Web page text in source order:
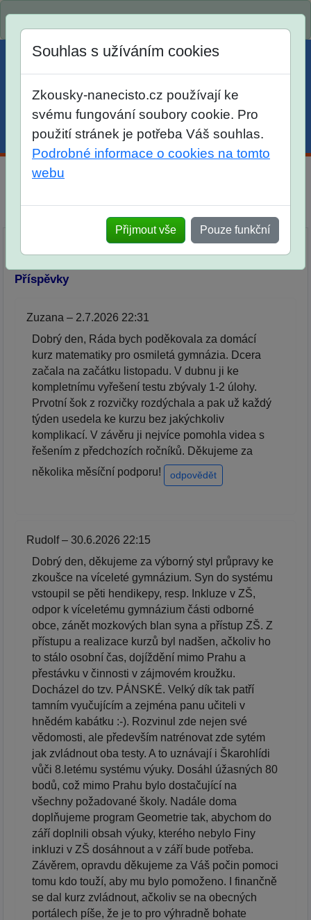
Menu Účet Košík
po skutečných přijímacích zkouškách
Souhlas s užíváním cookies
Zkousky-nanecisto.cz používají ke
svému fungování soubory cookie. Pro
použití stránek je potřeba Váš souhlas.
Podrobné informace o cookies na tomto
webu
Přijmout vše Pouze funkční
Přidat příspěvek
Příspěvky
Zuzana – 2.7.2026 22:31
Dobrý den, Ráda bych poděkovala za domácí
kurz matematiky pro osmiletá gymnázia. Dcera
začala na začátku listopadu. V dubnu ji ke
kompletnímu vyřešení testu zbývaly 1-2 úlohy.
Prvotní šok z rozvičky rozdýchala a pak už každý
týden usedela ke kurzu bez jakýchkoliv
komplikací. V závěru ji nejvíce pomohla videa s
řešením z předchozích ročníků. Děkujeme za
několika měsíční podporu!
odpovědět
Rudolf – 30.6.2026 22:15
Dobrý den, děkujeme za výborný styl průpravy ke
zkoušce na víceleté gymnázium. Syn do systému
vstoupil se pěti hendikepy, resp. Inkluze v ZŠ,
odpor k víceletému gymnázium části odborné
obce, zánět mozkových blan syna a přístup ZŠ. Z
přístupu a realizace kurzů byl nadšen, ačkoliv ho
to stálo osobní čas, dojíždění mimo Prahu a
přestávku v činnosti v zájmovém kroužku.
Docházel do tzv. PÁNSKÉ. Velký dík tak patří
tamním vyučujícím a zejména panu učiteli v
hnědém kabátku :-). Rozvinul zde nejen své
vědomosti, ale především natrénovat zde sytém
jak zvládnout oba testy. A to uznávají i Škarohlídi
vůči 8.letému systému výuky. Dosáhl úžasných 80
bodů, což mimo Prahu bylo dostačující na
všechny požadované školy. Nadále doma
doplňujeme program Geometrie tak, abychom do
září doplnili obsah výuky, kterého nebylo Finy
inkluzi v ZŠ dosáhnout a v září bude potřeba.
Závěrem, opravdu děkujeme za Váš počin pomoci
tomu kdo touží, aby mu bylo pomoženo. I finančně
se dal kurz zvládnout, ačkoliv se na obecných
portálech píše, že je to pro výhradně bohate